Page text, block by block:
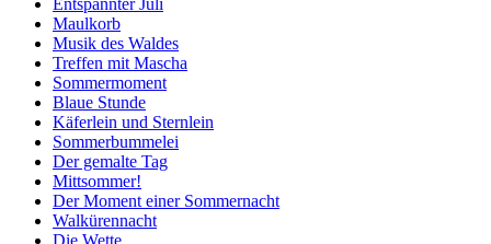
Entspannter Juli
Maulkorb
Musik des Waldes
Treffen mit Mascha
Sommermoment
Blaue Stunde
Käferlein und Sternlein
Sommerbummelei
Der gemalte Tag
Mittsommer!
Der Moment einer Sommernacht
Walkürennacht